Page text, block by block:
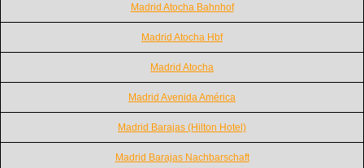
Madrid Atocha Bahnhof
Madrid Atocha Hbf
Madrid Atocha
Madrid Avenida América
Madrid Barajas (Hilton Hotel)
Madrid Barajas Nachbarschaft